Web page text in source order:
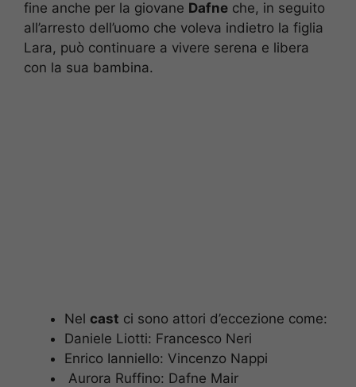
fine anche per la giovane Dafne che, in seguito
all’arresto dell’uomo che voleva indietro la figlia
Lara, può continuare a vivere serena e libera
con la sua bambina.
Nel cast ci sono attori d’eccezione come:
Daniele Liotti: Francesco Neri
Enrico Ianniello: Vincenzo Nappi
Aurora Ruffino: Dafne Mair